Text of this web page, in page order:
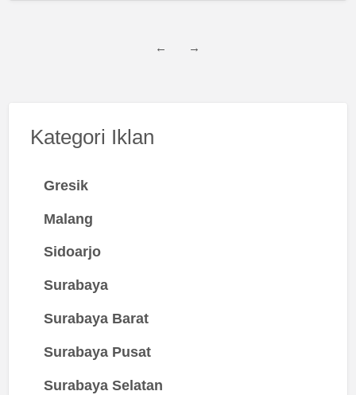
← →
Kategori Iklan
Gresik
Malang
Sidoarjo
Surabaya
Surabaya Barat
Surabaya Pusat
Surabaya Selatan